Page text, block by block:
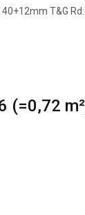
T&G
(=0,72